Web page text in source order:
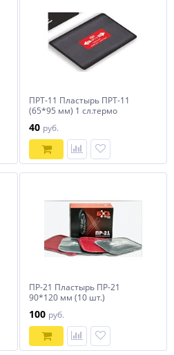
ПРТ-11 Пластырь ПРТ-11
(65*95 мм) 1 сл.термо
40 руб.
ПР-21 Пластырь ПР-21
90*120 мм (10 шт.)
100 руб.